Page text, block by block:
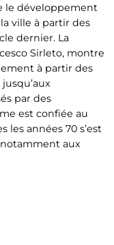
le développement
ville à partir des
dernier. La
Sirleto, montre
à partir des
par des
est confiée au
les années 70 s’est
aux